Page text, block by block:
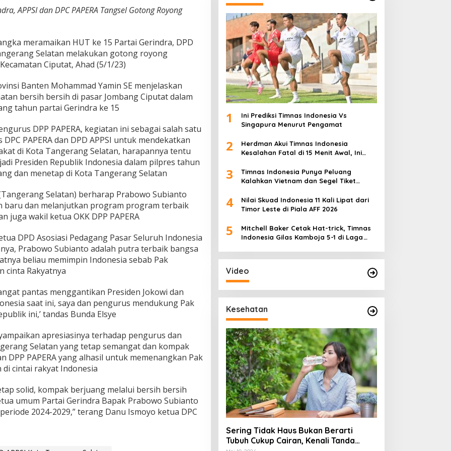
APPSI dan DPC PAPERA Tangsel Gotong Royong
meramaikan HUT ke 15 Partai Gerindra, DPD
Selatan melakukan gotong royong
Ciputat, Ahad (5/1/23)
Banten Mohammad Yamin SE menjelaskan
bersih bersih di pasar Jombang Ciputat dalam
tahun partai Gerindra ke 15
DPP PAPERA, kegiatan ini sebagai salah satu
PAPERA dan DPD APPSI untuk mendekatkan
di Kota Tangerang Selatan, harapannya tentu
Presiden Republik Indonesia dalam pilpres tahun
dan menetap di Kota Tangerang Selatan
Selatan) berharap Prabowo Subianto
baru dan melanjutkan program program terbaik
juga wakil ketua OKK DPP PAPERA
DPD Asosiasi Pedagang Pasar Seluruh Indonesia
Prabowo Subianto adalah putra terbaik bangsa
beliau memimpin Indonesia sebab Pak
cinta Rakyatnya
pantas menggantikan Presiden Jokowi dan
saat ini, saya dan pengurus mendukung Pak
ini,’ tandas Bunda Elsye
apresiasinya terhadap pengurus dan
Selatan yang tetap semangat dan kompak
PAPERA yang alhasil untuk memenangkan Pak
cintai rakyat Indonesia
solid, kompak berjuang melalui bersih bersih
umum Partai Gerindra Bapak Prabowo Subianto
2024-2029,” terang Danu Ismoyo ketua DPC
1
Ini Prediksi Timnas Indonesia Vs
Singapura Menurut Pengamat
2
Herdman Akui Timnas Indonesia
Kesalahan Fatal di 15 Menit Awal, Ini
3
Timnas Indonesia Punya Peluang
Kalahkan Vietnam dan Segel Tiket
4
Nilai Skuad Indonesia 11 Kali Lipat dari
Timor Leste di Piala AFF 2026
5
Mitchell Baker Cetak Hat-trick, Timnas
Indonesia Gilas Kamboja 5-1 di Laga
Video
Kesehatan
Sering Tidak Haus Bukan Berarti
Tubuh Cukup Cairan, Kenali Tanda